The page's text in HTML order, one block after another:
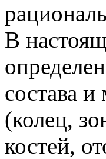
В
состава
(колец,
костей,